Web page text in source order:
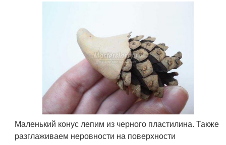
Маленький конус лепим из черного пластилина. Также
разглаживаем неровности на поверхности